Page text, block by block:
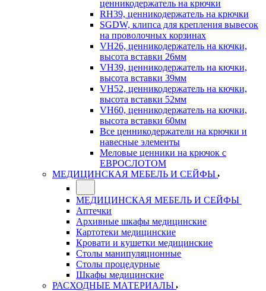
ценникодержатель на крючки
RH39, ценникодержатель на крючки
SGDW, клипса для крепления вывесок
на проволочных корзинах
VH26, ценникодержатель на кючки,
высота вставки 26мм
VH39, ценникодержатель на кючки,
высота вставки 39мм
VH52, ценникодержатель на кючки,
высота вставки 52мм
VH60, ценникодержатель на кючки,
высота вставки 60мм
Все ценникодержатели на крючки и
навесные элементы
Меловые ценники на крючок с
ЕВРОСЛОТОМ
МЕДИЦИНСКАЯ МЕБЕЛЬ И СЕЙФЫ
МЕДИЦИНСКАЯ МЕБЕЛЬ И СЕЙФЫ
Аптечки
Архивные шкафы медицинские
Картотеки медицинские
Кровати и кушетки медицинские
Столы манипуляционные
Столы процедурные
Шкафы медицинские
РАСХОДНЫЕ МАТЕРИАЛЫ